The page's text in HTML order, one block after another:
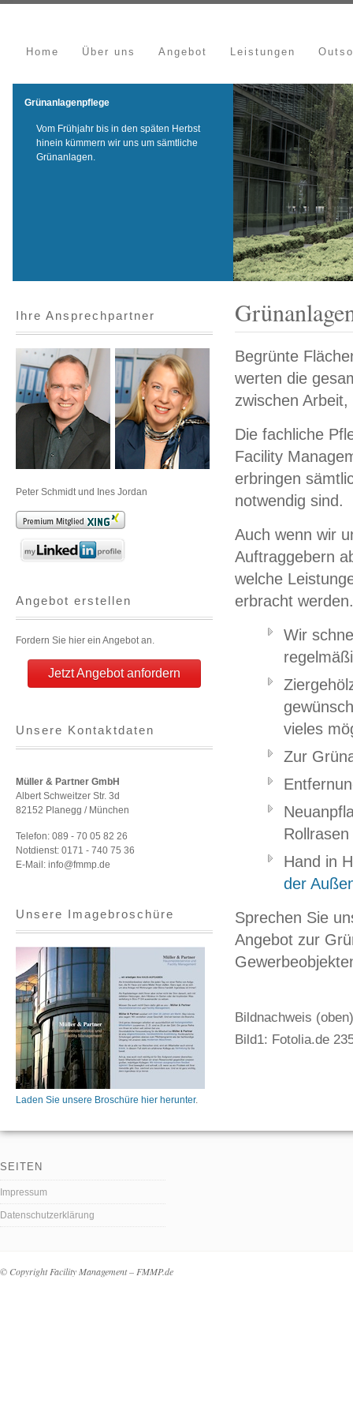
Home Über uns Angebot Leistungen
Grünanlagenpflege
Vom Frühjahr bis in den späten Herbst
hinein kümmern wir uns um sämtliche
Grünanlagen.
Begrünte
werten die
zwischen
Die fachliche
Facility
erbringen
notwendig sind.
Auch wenn wir
Auftraggebern
welche
erbracht werden.
Wir
vieles
Zur
Rollrasen
Hand in
der
Sprechen Sie
Angebot zur
Bildnachweis
Bild1: Fotolia.de
Ihre Ansprechpartner
Peter Schmidt und Ines Jordan
Angebot erstellen
Fordern Sie hier ein Angebot an.
Jetzt Angebot anfordern
Unsere Kontaktdaten
Müller & Partner GmbH
Albert Schweitzer Str. 3d
82152 Planegg / München
Telefon: 089 - 70 05 82 26
Notdienst: 0171 - 740 75 36
E-Mail: info@fmmp.de
Unsere Imagebroschüre
Laden Sie unsere Broschüre hier herunter.
SEITEN
Impressum
Datenschutzerklärung
© Copyright Facility Management – FMMP.de